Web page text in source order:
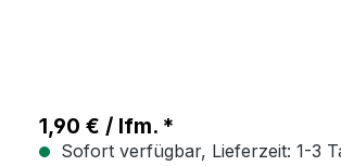
1,90 € / lfm. *
Sofort verfügbar, Lieferzeit: 1-3